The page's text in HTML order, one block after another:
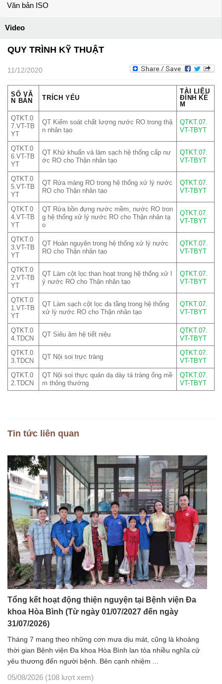
Văn bản ISO
Video
QUY TRÌNH KỸ THUẬT
11/12/2020
SỐ VĂ
N BẢN
TRÍCH YẾU
TÀI LIỆU
ĐÍNH KÈ
M
QTKT.0
7.VT-TB
YT
QT Kiểm soát chất lượng nước RO trong thậ
n nhân tạo
QTKT.07.
VT-TBYT
QTKT.0
6.VT-TB
YT
QT Khử khuẩn và làm sạch hệ thống cấp nư
ớc RO cho Thận nhân tạo
QTKT.07.
VT-TBYT
QTKT.0
5.VT-TB
YT
QT Rửa màng RO trong hệ thống xử lý nước
RO cho Thận nhân tạo
QTKT.07.
VT-TBYT
QTKT.0
4.VT-TB
YT
QT Rửa bồn đựng nước mềm, nước RO tron
g hệ thống xử lý nước RO cho Thận nhân tạ
o
QTKT.07.
VT-TBYT
QTKT.0
3.VT-TB
YT
QT Hoàn nguyên trong hệ thống xử lý nước
RO cho Thận nhân tạo
QTKT.07.
VT-TBYT
QTKT.0
2.VT-TB
YT
QT Làm cột lọc than hoạt trong hệ thống xử l
ý nước RO cho Thận nhân tạo
QTKT.07.
VT-TBYT
QTKT.0
1.VT-TB
YT
QT Làm sạch cột lọc đa tầng trong hệ thống
xử lý nước RO cho Thận nhân tạo
QTKT.07.
VT-TBYT
QTKT.0
4.TDCN
QT Siêu âm hệ tiết niệu
QTKT.07.
VT-TBYT
QTKT.0
3.TDCN
QT Nội soi trực tràng
QTKT.07.
VT-TBYT
QTKT.0
2.TDCN
QT Nội soi thực quản dạ dày tá tràng ống mề
m thông thường
QTKT.07.
VT-TBYT
Tin tức liên quan
Tổng kết hoạt động thiện nguyện tại Bệnh viện Đa
khoa Hòa Bình (Từ ngày 01/07/2027 đến ngày
31/07/2026)
Tháng 7 mang theo những cơn mưa dịu mát, cũng là khoảng
thời gian Bệnh viện Đa khoa Hòa Bình lan tỏa nhiều nghĩa cử
yêu thương đến người bệnh. Bên cạnh nhiệm ...
05/08/2026 (108 lượt xem)